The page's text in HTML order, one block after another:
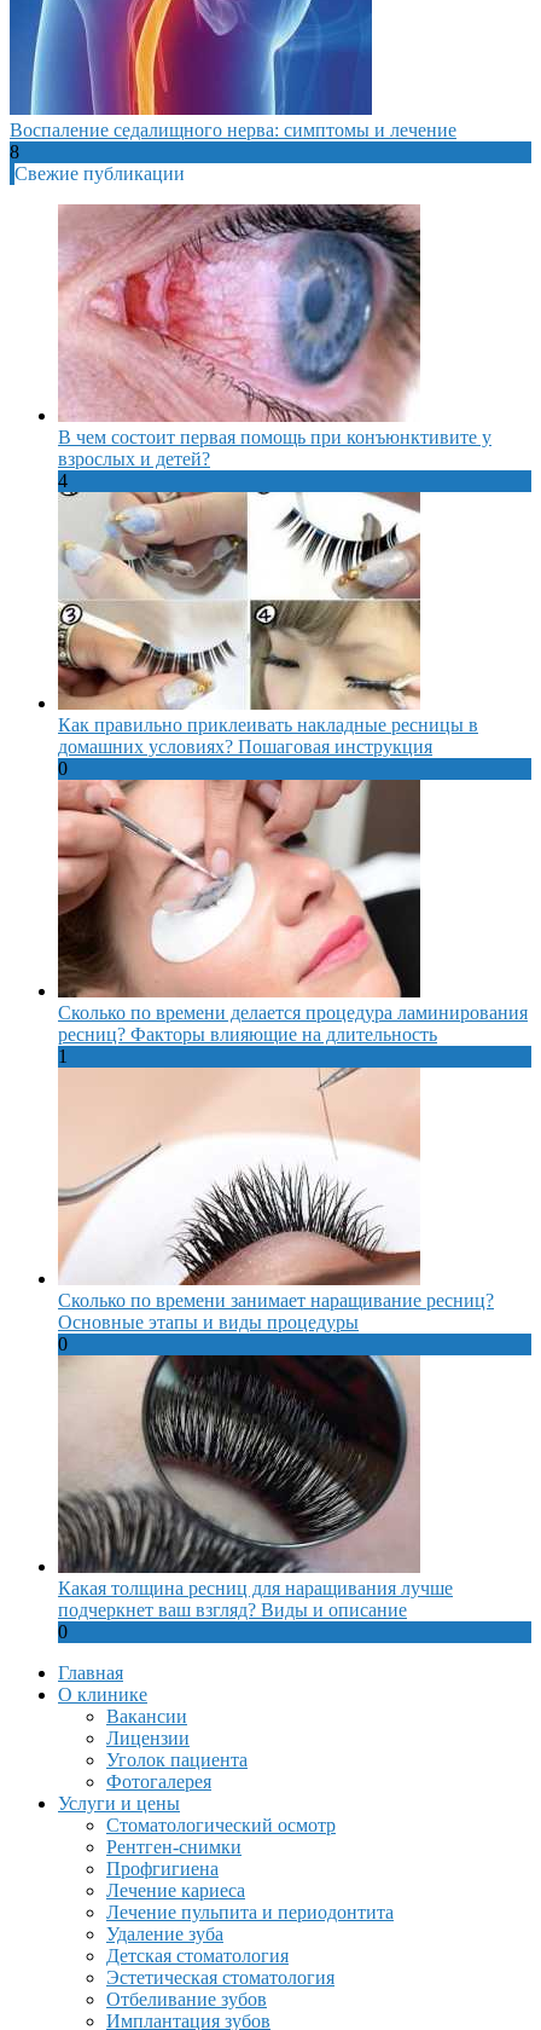
Воспаление седалищного нерва: симптомы и лечение
8
Свежие публикации
В чем состоит первая помощь при конъюнктивите у
взрослых и детей?
4
Как правильно приклеивать накладные ресницы в
домашних условиях? Пошаговая инструкция
0
Сколько по времени делается процедура ламинирования
ресниц? Факторы влияющие на длительность
1
Сколько по времени занимает наращивание ресниц?
Основные этапы и виды процедуры
0
Какая толщина ресниц для наращивания лучше
подчеркнет ваш взгляд? Виды и описание
0
Главная
О клинике
Вакансии
Лицензии
Уголок пациента
Фотогалерея
Услуги и цены
Стоматологический осмотр
Рентген-снимки
Профгигиена
Лечение кариеса
Лечение пульпита и периодонтита
Удаление зуба
Детская стоматология
Эстетическая стоматология
Отбеливание зубов
Имплантация зубов